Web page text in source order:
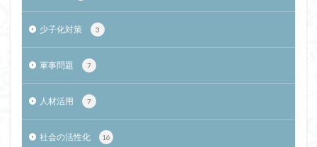
少子化対策 3
軍事問題 7
人材活用 7
社会の活性化 16